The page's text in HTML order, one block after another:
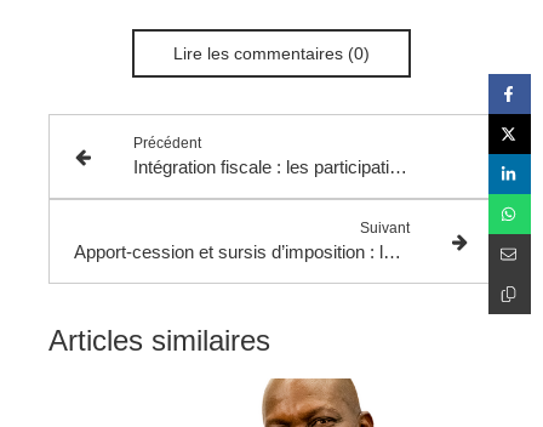
Lire les commentaires (0)
Précédent
Intégration fiscale : les participations croisées doivent être prises en compte pour l'appréciation du seuil de détention de 95 %.
Suivant
Apport-cession et sursis d’imposition : la circonstance qu’une partie du produit de cession ait été sous séquestre est sans influence sur l’appréciation du taux de réinvestissement.
Articles similaires